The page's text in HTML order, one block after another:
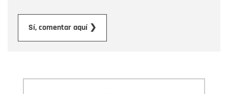
Sí, comentar aquí ❯